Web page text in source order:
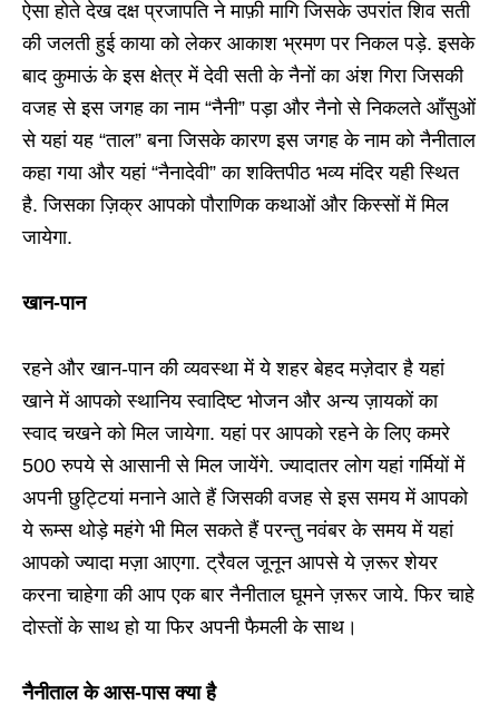
ऐसा होते देख दक्ष प्रजापति ने माफ़ी मागि जिसके उपरांत शिव सती
की जलती हुई काया को लेकर आकाश भ्रमण पर निकल पड़े. इसके
बाद कुमाऊं के इस क्षेत्र में देवी सती के नैनों का अंश गिरा जिसकी
वजह से इस जगह का नाम “नैनी” पड़ा और नैनो से निकलते आँसुओं
से यहां यह “ताल” बना जिसके कारण इस जगह के नाम को नैनीताल
कहा गया और यहां “नैनादेवी” का शक्तिपीठ भव्य मंदिर यही स्थित
है. जिसका ज़िक्र आपको पौराणिक कथाओं और किस्सों में मिल
जायेगा.
खान-पान
रहने और खान-पान की व्यवस्था में ये शहर बेहद मज़ेदार है यहां
खाने में आपको स्थानिय स्वादिष्ट भोजन और अन्य ज़ायकों का
स्वाद चखने को मिल जायेगा. यहां पर आपको रहने के लिए कमरे
500 रुपये से आसानी से मिल जायेंगे. ज्यादातर लोग यहां गर्मियों में
अपनी छुट्टियां मनाने आते हैं जिसकी वजह से इस समय में आपको
ये रूम्स थोड़े महंगे भी मिल सकते हैं परन्तु नवंबर के समय में यहां
आपको ज्यादा मज़ा आएगा. ट्रैवल जूनून आपसे ये ज़रूर शेयर
करना चाहेगा की आप एक बार नैनीताल घूमने ज़रूर जाये. फिर चाहे
दोस्तों के साथ हो या फिर अपनी फैमली के साथ।
नैनीताल के आस-पास क्या है